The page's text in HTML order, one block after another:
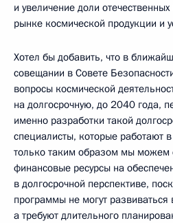
и увеличение доли
рынке космической продукции и
Хотел бы добавить, что в
совещании в Совете
вопросы космической
на долгосрочную, до 2040 года,
именно разработки такой
специалисты, которые работают
только таким образом мы можем
финансовые ресурсы на
в долгосрочной перспективе,
программы не могут развиваться
а требуют длительного